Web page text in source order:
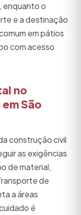
enquanto o
e a destinação
em pátios
com acesso
no
São
construção civil
as exigências
de material,
de
a áreas
é